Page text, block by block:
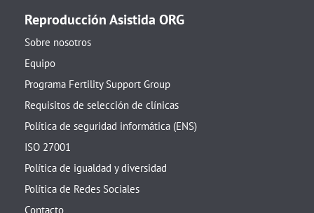
Reproducción Asistida ORG
Sobre nosotros
Equipo
Programa Fertility Support Group
Requisitos de selección de clínicas
Política de seguridad informática (ENS)
ISO 27001
Política de igualdad y diversidad
Política de Redes Sociales
Contacto